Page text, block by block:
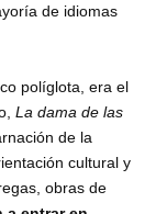
de idiomas
políglota, era el
La dama de las
de la
cultural y
obras de